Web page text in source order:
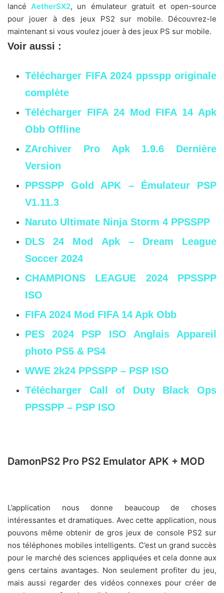
lancéAetherSX2, un émulateur gratuit et open-source
pour jouer à des jeux PS2 sur mobile. Découvrez-le
maintenant si vous voulez jouer à des jeux PS sur mobile.
Voir aussi :
Télécharger FIFA 2024 ppsspp originale
complète
Télécharger FIFA 24 Mod FIFA 14 Apk
Obb Offline
ZArchiver Pro Apk 1.9.6 Dernière
Version
PPSSPP Gold APK – Émulateur PSP
V1.11.3
Naruto Ultimate Ninja Storm 4 PPSSPP
DLS 24 Mod Apk – Dream League
Soccer 2024
CHAMPIONS LEAGUE 2024 PPSSPP
ISO
FIFA 2024 Mod FIFA 14 Apk Obb
PES 2024 PSP ISO Anglais Appareil
photo PS5 & PS4
WWE 2k24 PPSSPP – PSP ISO
Télécharger Call of Duty Black Ops
PPSSPP – PSP ISO
DamonPS2 Pro PS2 Emulator APK + MOD
L’application nous donne beaucoup de choses
intéressantes et dramatiques. Avec cette application, nous
pouvons même obtenir de gros jeux de console PS2 sur
nos téléphones mobiles intelligents. C’est un grand succès
pour le marché des sciences appliquées et cela donne aux
gens certains avantages. Non seulement profiter du jeu,
mais aussi regarder des vidéos connexes pour créer de